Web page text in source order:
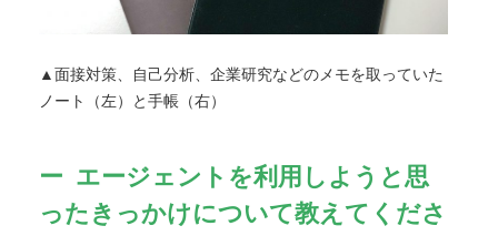
▲面接対策、自己分析、企業研究などのメモを取っていた
ノート（左）と手帳（右）
エージェントを利用しようと思
ったきっかけについて教えてくださ